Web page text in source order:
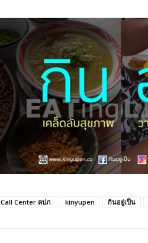
Call Center คปภ. kinyupen กินอยู่เป็น